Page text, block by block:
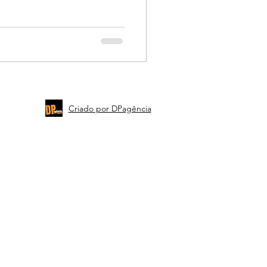
Criado por DPagência